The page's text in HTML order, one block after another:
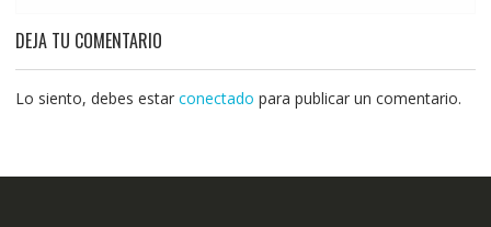
DEJA TU COMENTARIO
Lo siento, debes estar conectado para publicar un comentario.